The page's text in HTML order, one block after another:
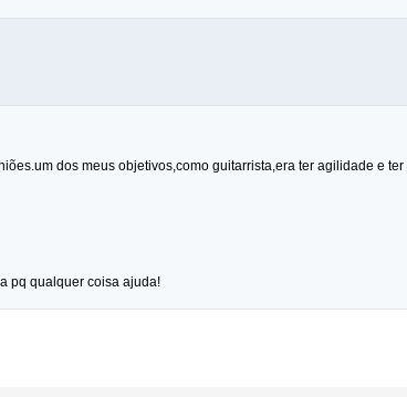
dos meus objetivos,como guitarrista,era ter agilidade e
pq qualquer coisa ajuda!